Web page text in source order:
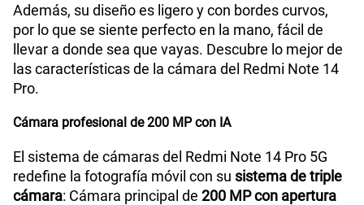
Capacidad Memoria RAM 8GB
Reconocimiento Facial Si
Además, su diseño es ligero y con bordes curvos,
por lo que se siente perfecto en la mano, fácil de
llevar a donde sea que vayas. Descubre lo mejor de
las características de la cámara del Redmi Note 14
Pro.
Cámara profesional de 200 MP con IA
El sistema de cámaras del Redmi Note 14 Pro 5G
redefine la fotografía móvil con su sistema de triple
cámara: Cámara principal de 200 MP con apertura